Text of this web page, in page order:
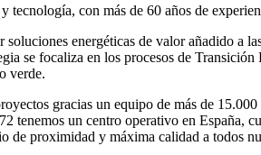
con más de 60 años de
energéticas de valor añadido a
se focaliza en los procesos de
verde.
gracias un equipo de más de
tenemos un centro operativo en España,
proximidad y máxima calidad a todos